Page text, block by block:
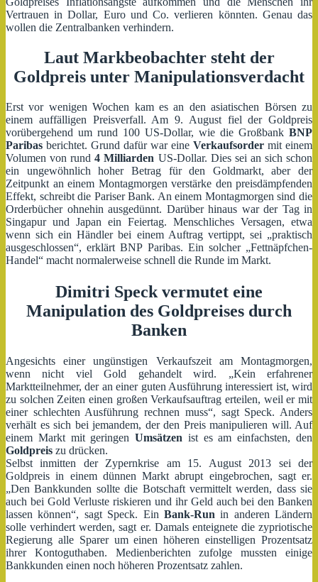
Vertrauen in Dollar, Euro und Co. verlieren könnten. Genau das
wollen die Zentralbanken verhindern.
Laut Markbeobachter steht der
Goldpreis unter Manipulationsverdacht
Erst vor wenigen Wochen kam es an den asiatischen Börsen zu
einem auffälligen Preisverfall. Am 9. August fiel der Goldpreis
vorübergehend um rund 100 US-Dollar, wie die Großbank BNP
Paribas berichtet. Grund dafür war eine Verkaufsorder mit einem
Volumen von rund4 Milliarden US-Dollar. Dies sei an sich schon
ein ungewöhnlich hoher Betrag für den Goldmarkt, aber der
Zeitpunkt an einem Montagmorgen verstärke den preisdämpfenden
Effekt, schreibt die Pariser Bank. An einem Montagmorgen sind die
Orderbücher ohnehin ausgedünnt. Darüber hinaus war der Tag in
Singapur und Japan ein Feiertag. Menschliches Versagen, etwa
wenn sich ein Händler bei einem Auftrag vertippt, sei „praktisch
ausgeschlossen“, erklärt BNP Paribas. Ein solcher „Fettnäpfchen-
Handel“ macht normalerweise schnell die Runde im Markt.
Dimitri Speck vermutet eine
Manipulation des Goldpreises durch
Banken
Angesichts einer ungünstigen Verkaufszeit am Montagmorgen,
wenn nicht viel Gold gehandelt wird. „Kein erfahrener
Marktteilnehmer, der an einer guten Ausführung interessiert ist, wird
zu solchen Zeiten einen großen Verkaufsauftrag erteilen, weil er mit
einer schlechten Ausführung rechnen muss“, sagt Speck. Anders
verhält es sich bei jemandem, der den Preis manipulieren will. Auf
einem Markt mit geringenUmsätzen ist es am einfachsten, den
Goldpreis zu drücken.
Selbst inmitten der Zypernkrise am 15. August 2013 sei der
Goldpreis in einem dünnen Markt abrupt eingebrochen, sagt er.
„Den Bankkunden sollte die Botschaft vermittelt werden, dass sie
auch bei Gold Verluste riskieren und ihr Geld auch bei den Banken
lassen können“, sagt Speck. Ein Bank-Run in anderen Ländern
solle verhindert werden, sagt er. Damals enteignete die zypriotische
Regierung alle Sparer um einen höheren einstelligen Prozentsatz
ihrer Kontoguthaben. Medienberichten zufolge mussten einige
Bankkunden einen noch höheren Prozentsatz zahlen.